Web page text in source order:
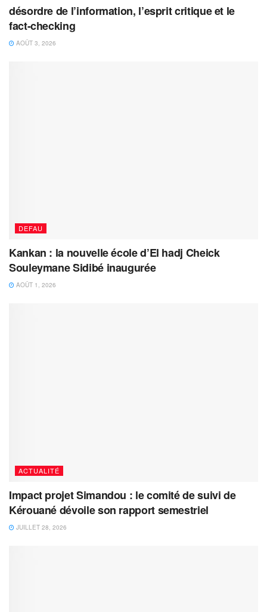
désordre de l’information, l’esprit critique et le
fact-checking
AOÛT 3, 2026
DEFAU
Kankan : la nouvelle école d’El hadj Cheick
Souleymane Sidibé inaugurée
AOÛT 1, 2026
ACTUALITÉ
Impact projet Simandou : le comité de suivi de
Kérouané dévoile son rapport semestriel
JUILLET 28, 2026